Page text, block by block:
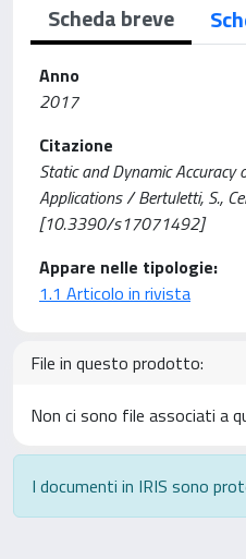
Scheda breve
Anno
2017
Citazione
Static and Dynamic
Applications / Bertuletti, S.,
[10.3390/s17071492]
Appare nelle tipologie:
1.1 Articolo in rivista
File in questo prodotto:
Non ci sono file associati a
I documenti in IRIS sono